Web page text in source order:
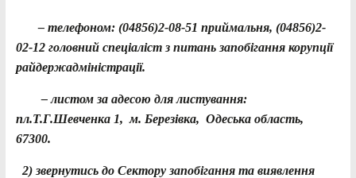
– телефоном: (04856)2-08-51 приймальня, (04856)2-
02-12 головний спеціаліст з питань запобігання корупції
райдержадміністрації.
– листом за адесою для листування:
пл.Т.Г.Шевченка 1, м. Березівка, Одеська область,
67300.
2) звернутись до Сектору запобігання та виявлення